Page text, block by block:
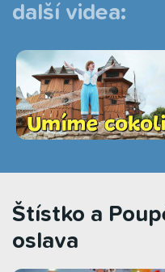
další videa:
Štístko a
oslava